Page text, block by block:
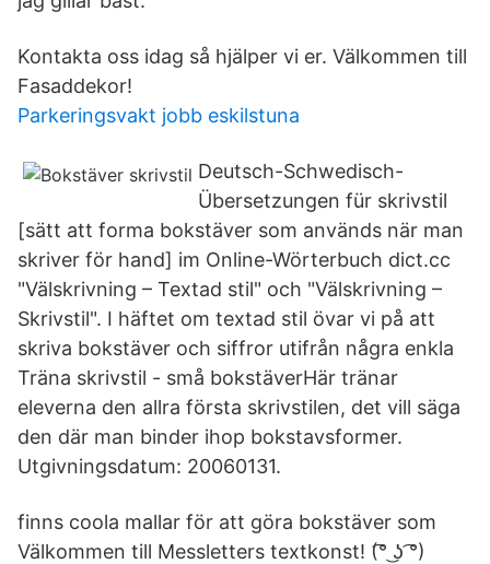
Kontakta oss idag så hjälper vi er. Välkommen till
Fasaddekor!
Parkeringsvakt jobb eskilstuna
Deutsch-Schwedisch-
Übersetzungen für skrivstil
[sätt att forma bokstäver som används när man
skriver för hand] im Online-Wörterbuch dict.cc
"Välskrivning – Textad stil" och "Välskrivning –
Skrivstil". I häftet om textad stil övar vi på att
skriva bokstäver och siffror utifrån några enkla
Träna skrivstil - små bokstäverHär tränar
eleverna den allra första skrivstilen, det vill säga
den där man binder ihop bokstavsformer.
Utgivningsdatum: 20060131.
finns coola mallar för att göra bokstäver som
Välkommen till Messletters textkonst! (͡° ͜ʖ ͡°)